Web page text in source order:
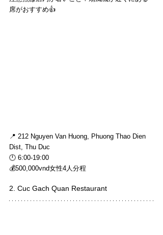
席がおすすめ👍
📍 212 Nguyen Van Huong, Phuong Thao Dien
Dist, Thu Duc
🕛 6:00-19:00
💰500,000vnd女性4人分程
2. Cuc Gach Quan Restaurant